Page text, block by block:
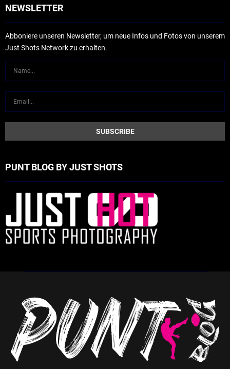
NEWSLETTER
Abboniere unseren Newsletter, um neue Infos und Fotos von unserem
Just Shots Network zu erhalten.
PUNT BLOG BY JUST SHOTS